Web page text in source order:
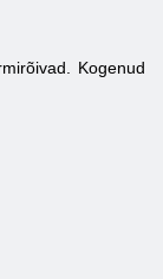
Kogenud